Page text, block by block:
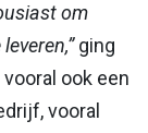
om
ging
ook een
vooral